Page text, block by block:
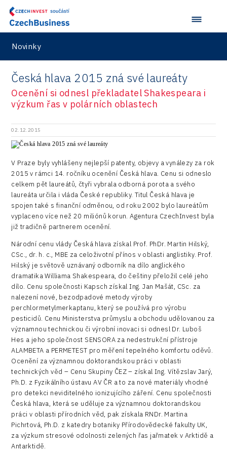
Retailys
Ullmanna
VisionCraft
Hunter Games
LAM-X
Virtual Lab
Production
Services
Aerospace
City
Manufacturing
Road
Connectivity
Consulting
Data services
Devices
Infrastructure
Logic/MaaS
R&D
Security
Vehicles
Inovace
Marketing
PPP projekty
Průmyslová zóna
Příhraničí
Společenská odpovědnost
Technická infrastruktura
Technické vzdělávání
Zaměstnanost
Investice v obcích a městech 2023
Investičně atraktivní region 2019
Konference Potenciál místní ekonomiky 2022
Konference Potenciál místní ekonomiky 2021
Konference Potenciál místní ekonomiky 2019
Konference Potenciál místní ekonomiky 2018
Představení průběžného pokroku projektu
Praha a střední Čechy
Zlín
Novinky
Česká hlava 2015 zná své laureáty
Ocenění si odnesl překladatel Shakespeara i
výzkum řas v polárních oblastech
02.12.2015
V Praze byly vyhlášeny nejlepší patenty, objevy a vynálezy za rok
2015 v rámci 14. ročníku ocenění Česká hlava. Cenu si odneslo
celkem pět laureátů, čtyři vybrala odborná porota a svého
laureáta určila i vláda České republiky. Titul Česká hlava je
spojen také s finanční odměnou, od roku 2002 bylo laureátům
vyplaceno více než 20 miliónů korun. Agentura CzechInvest byla
již tradičně partnerem ocenění.
Národní cenu vlády Česká hlava získal Prof. PhDr. Martin Hilský,
CSc., dr. h. c., MBE za celoživotní přínos v oblasti anglistiky. Prof.
Hilský je světově uznávaný odborník na dílo anglického
dramatika Williama Shakespeara, do češtiny přeložil celé jeho
dílo. Cenu společnosti Kapsch získal Ing. Jan Mašát, CSc. za
nalezení nové, bezodpadové metody výroby
perchlormetylmerkaptanu, který se používá pro výrobu
pesticidů. Cenu Ministerstva průmyslu a obchodu udělovanou za
významnou technickou či výrobní inovaci si odnesl Dr. Luboš
Hes a jeho společnost SENSORA za nedestrukční přístroje
ALAMBETA a PERMETEST pro měření tepelného komfortu oděvů.
Ocenění za významnou doktorandskou práci v oblasti
technických věd – Cenu Skupiny ČEZ – získal Ing. Vítězslav Jarý,
Ph.D. z Fyzikálního ústavu AV ČR a to za nové materiály vhodné
pro detekci neviditelného ionizujícího záření. Cenu společnosti
Česká hlava, která se uděluje za významnou doktorandskou
práci v oblasti přírodních věd, pak získala RNDr. Martina
Pichrtová, Ph.D. z katedry botaniky Přírodovědecké fakulty UK,
za výzkum stresové odolnosti zelených řas jařmatek v Arktidě a
Antarktidě.